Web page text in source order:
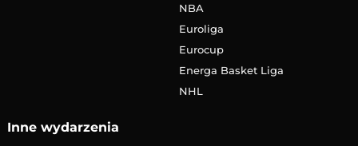
NBA
Euroliga
Eurocup
Energa Basket Liga
NHL
Inne wydarzenia